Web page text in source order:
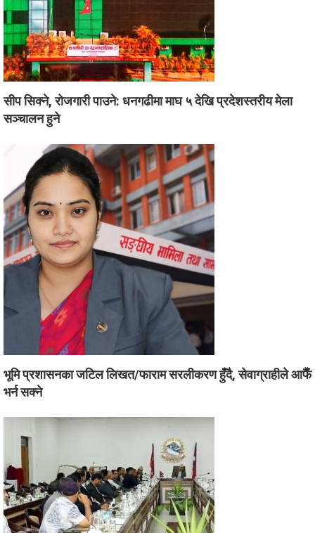
सीप सिक्ने, रोजगारी पाउने: धनगढीमा माघ ५ देखि प्रदेशस्तरीय मेला
सञ्चालन हुने
भूमि प्रशासनका जटिल लिखत/फाराम सरलीकरण हुँदै, सेवाग्राहीले आफैँ
भर्न सक्ने